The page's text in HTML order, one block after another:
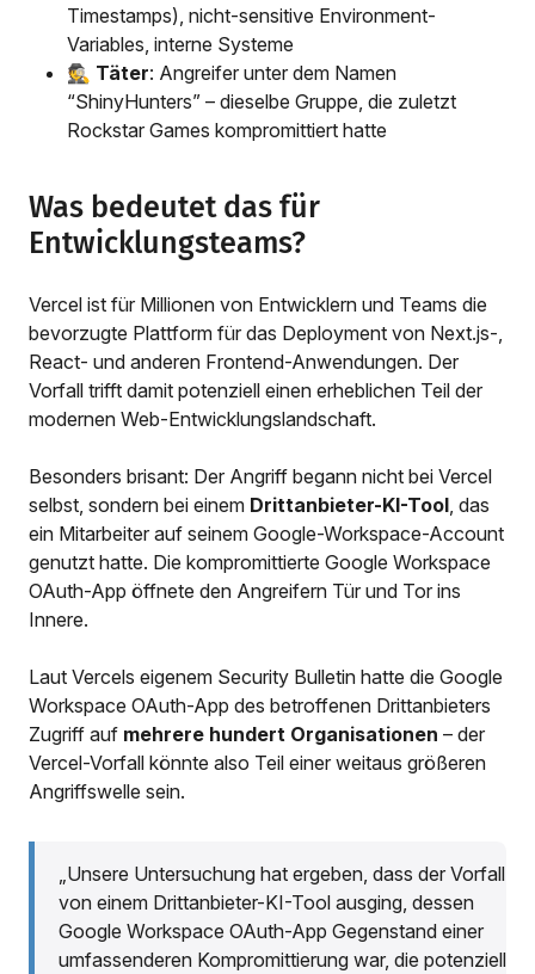
Timestamps), nicht-sensitive Environment-
Variables, interne Systeme
🕵️ Täter: Angreifer unter dem Namen
“ShinyHunters” – dieselbe Gruppe, die zuletzt
Rockstar Games kompromittiert hatte
Was bedeutet das für
Entwicklungsteams?
Vercel ist für Millionen von Entwicklern und Teams die
bevorzugte Plattform für das Deployment von Next.js-,
React- und anderen Frontend-Anwendungen. Der
Vorfall trifft damit potenziell einen erheblichen Teil der
modernen Web-Entwicklungslandschaft.
Besonders brisant: Der Angriff begann nicht bei Vercel
selbst, sondern bei einem Drittanbieter-KI-Tool , das
ein Mitarbeiter auf seinem Google-Workspace-Account
genutzt hatte. Die kompromittierte Google Workspace
OAuth-App öffnete den Angreifern Tür und Tor ins
Innere.
Laut Vercels eigenem Security Bulletin hatte die Google
Workspace OAuth-App des betroffenen Drittanbieters
Zugriff auf mehrere hundert Organisationen – der
Vercel-Vorfall könnte also Teil einer weitaus größeren
Angriffswelle sein.
„Unsere Untersuchung hat ergeben, dass der Vorfall
von einem Drittanbieter-KI-Tool ausging, dessen
Google Workspace OAuth-App Gegenstand einer
umfassenderen Kompromittierung war, die potenziell